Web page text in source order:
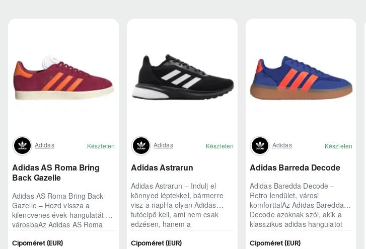
Adidas Készleten
Adidas AS Roma Bring
Back Gazelle
Adidas AS Roma Bring Back
Gazelle – Hozd vissza a
kilencvenes évek hangulatát a
városbaAz Adidas AS Roma
Bring Back Gazelle nem
egyszerű sneaker, hane..
Cipőméret (EUR)
Adidas Készleten
Adidas Astrarun
Adidas Astrarun – Indulj el
könnyed léptekkel, bármerre
visz a napHa olyan Adidas
futócipő kell, ami nem csak
edzésen, hanem a
hétköznapokban is kénye..
Cipőméret (EUR)
Adidas Készleten
Adidas Barreda Decode
Adidas Baredda Decode –
Retro lendület, városi
komforttalAz Adidas Baredda
Decode azoknak szól, akik a
klasszikus adidas hangulatot
modern, mindennap ..
Cipőméret (EUR)